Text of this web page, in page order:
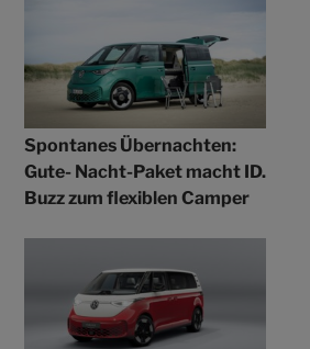
Spontanes Übernachten:
Gute- Nacht-Paket macht ID.
Buzz zum flexiblen Camper